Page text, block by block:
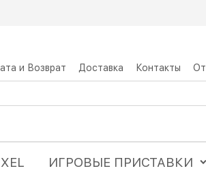
и Возврат Доставка Контакты
ИГРОВЫЕ ПРИСТАВКИ